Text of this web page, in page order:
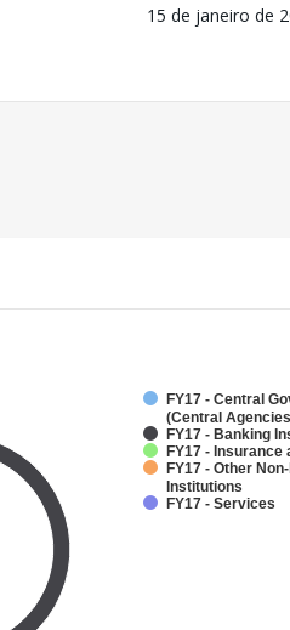
15 de janeiro de
FY17 - Central
(Central
FY17 - Banking
FY17 - Insurance
FY17 - Other
Institutions
FY17 - Services